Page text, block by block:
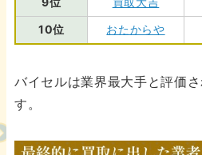
10位
おたからや
バイセルは業界最大手と評価
す。